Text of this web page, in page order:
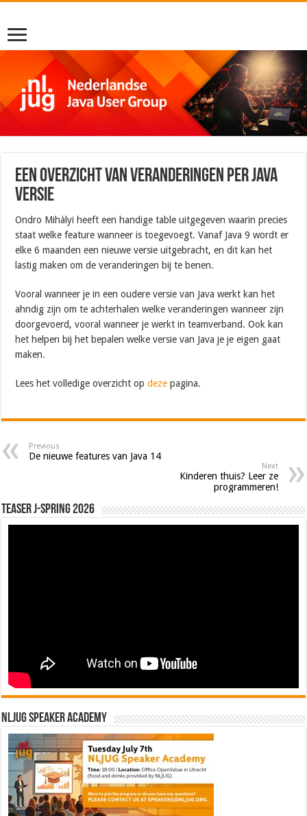
Een overzicht van veranderingen per Java
versie
Ondro Mihàlyi heeft een handige table uitgegeven waarin precies
staat welke feature wanneer is toegevoegt. Vanaf Java 9 wordt er
elke 6 maanden een nieuwe versie uitgebracht, en dit kan het
lastig maken om de veranderingen bij te benen.
Vooral wanneer je in een oudere versie van Java werkt kan het
ahndig zijn om te achterhalen welke veranderingen wanneer zijn
doorgevoerd, vooral wanneer je werkt in teamverband. Ook kan
het helpen bij het bepalen welke versie van Java je je eigen gaat
maken.
Lees het volledige overzicht opdeze pagina.
Previous
De nieuwe features van Java 14
Next
Kinderen thuis? Leer ze
programmeren!
Teaser J-Spring 2026
NLJUG Speaker Academy